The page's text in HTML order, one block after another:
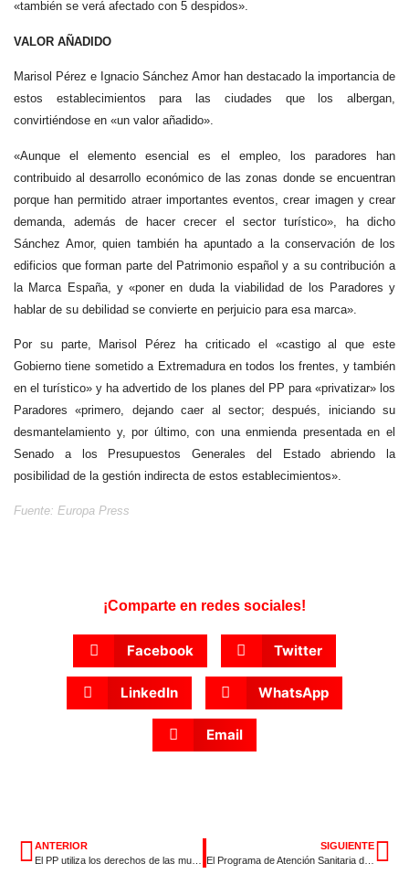
«también se verá afectado con 5 despidos».
VALOR AÑADIDO
Marisol Pérez e Ignacio Sánchez Amor han destacado la importancia de
estos establecimientos para las ciudades que los albergan,
convirtiéndose en «un valor añadido».
«Aunque el elemento esencial es el empleo, los paradores han
contribuido al desarrollo económico de las zonas donde se encuentran
porque han permitido atraer importantes eventos, crear imagen y crear
demanda, además de hacer crecer el sector turístico», ha dicho
Sánchez Amor, quien también ha apuntado a la conservación de los
edificios que forman parte del Patrimonio español y a su contribución a
la Marca España, y «poner en duda la viabilidad de los Paradores y
hablar de su debilidad se convierte en perjuicio para esa marca».
Por su parte, Marisol Pérez ha criticado el «castigo al que este
Gobierno tiene sometido a Extremadura en todos los frentes, y también
en el turístico» y ha advertido de los planes del PP para «privatizar» los
Paradores «primero, dejando caer al sector; después, iniciando su
desmantelamiento y, por último, con una enmienda presentada en el
Senado a los Presupuestos Generales del Estado abriendo la
posibilidad de la gestión indirecta de estos establecimientos».
Fuente: Europa Press
¡Comparte en redes sociales!
Facebook Twitter
LinkedIn WhatsApp
Email
ANTERIOR
SIGUIENTE